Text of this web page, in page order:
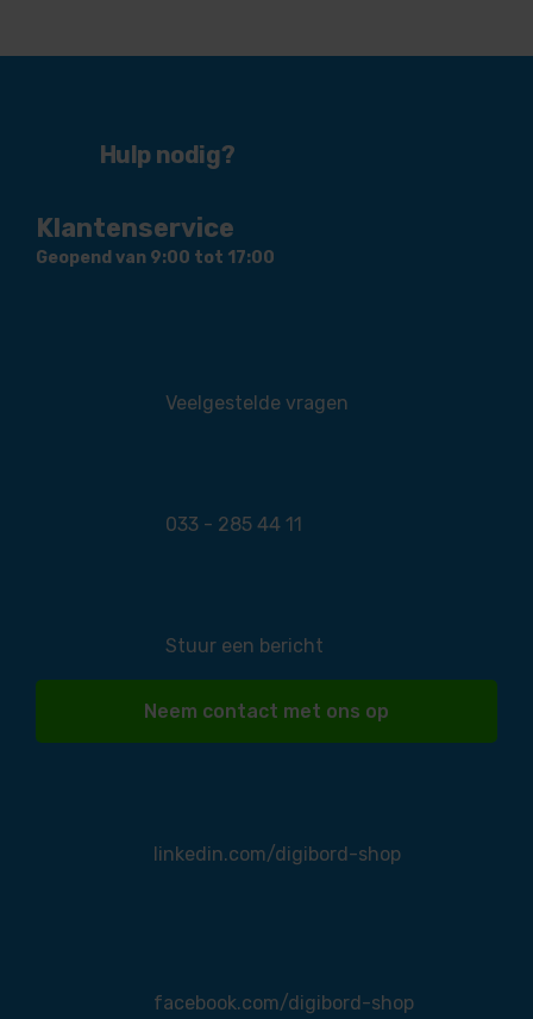
Hulp nodig?
Klantenservice
Geopend van 9:00 tot 17:00
Veelgestelde vragen
033 - 285 44 11
Stuur een bericht
Neem contact met ons op
linkedin.com/digibord-shop
facebook.com/digibord-shop